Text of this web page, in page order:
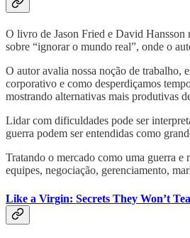
O livro de Jason Fried e David Hansson
sobre “ignorar o mundo real”, onde o
O autor avalia nossa noção de trabalho,
corporativo e como desperdiçamos
mostrando alternativas mais produtivas
Lidar com dificuldades pode ser
guerra podem ser entendidas como
Tratando o mercado como uma guerra
equipes, negociação, gerenciamento,
Like a Virgin: Secrets They Won’t